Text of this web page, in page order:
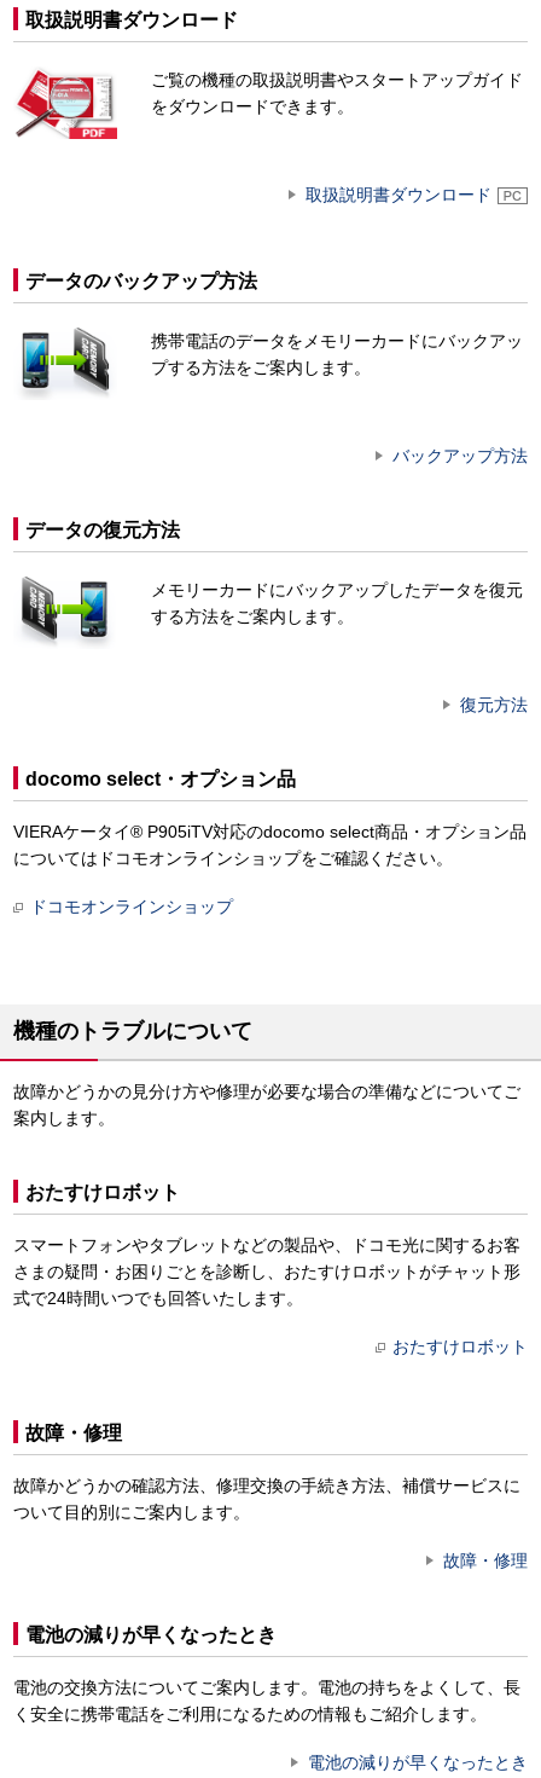
取扱説明書ダウンロード
ご覧の機種の取扱説明書やスタートアップガイド
をダウンロードできます。
取扱説明書ダウンロード
データのバックアップ方法
携帯電話のデータをメモリーカードにバックアッ
プする方法をご案内します。
バックアップ方法
データの復元方法
メモリーカードにバックアップしたデータを復元
する方法をご案内します。
復元方法
docomo select・オプション品
VIERAケータイ® P905iTV対応のdocomo select商品・オプション品
についてはドコモオンラインショップをご確認ください。
ドコモオンラインショップ
機種のトラブルについて
故障かどうかの見分け方や修理が必要な場合の準備などについてご
案内します。
おたすけロボット
スマートフォンやタブレットなどの製品や、ドコモ光に関するお客
さまの疑問・お困りごとを診断し、おたすけロボットがチャット形
式で24時間いつでも回答いたします。
おたすけロボット
故障・修理
故障かどうかの確認方法、修理交換の手続き方法、補償サービスに
ついて目的別にご案内します。
故障・修理
電池の減りが早くなったとき
電池の交換方法についてご案内します。電池の持ちをよくして、長
く安全に携帯電話をご利用になるための情報もご紹介します。
電池の減りが早くなったとき